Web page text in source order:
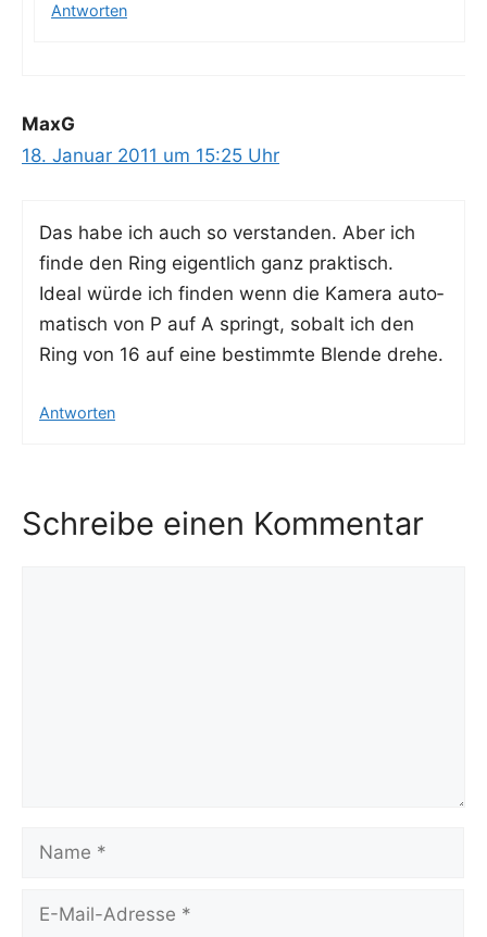
Antworten
MaxG
18. Januar 2011 um 15:25 Uhr
Das habe ich auch so ver­stan­den. Aber ich
fin­de den Ring eigent­lich ganz praktisch.
Ide­al wür­de ich fin­den wenn die Kame­ra auto­
ma­tisch von P auf A springt, sobalt ich den
Ring von 16 auf eine bestimm­te Blen­de drehe.
Antworten
Schreibe einen Kommentar
Name